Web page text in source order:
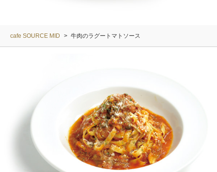
cafe SOURCE MID > 牛肉のラグートマトソース